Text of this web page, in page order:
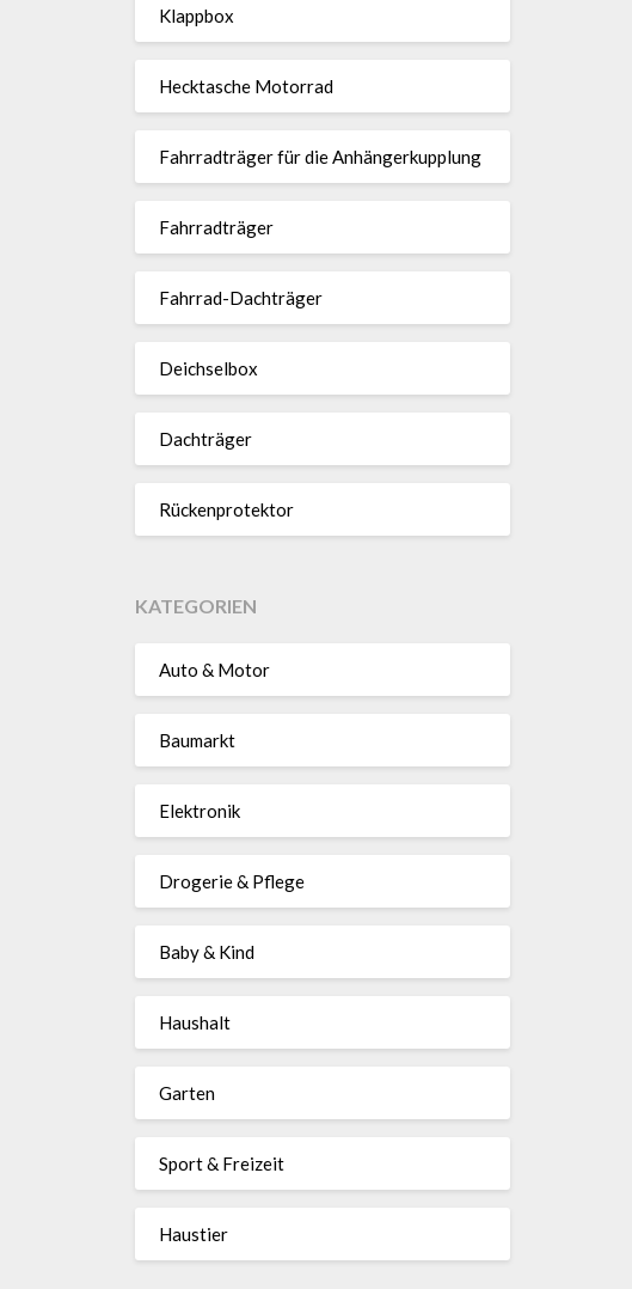
Klappbox
Heck­ta­sche Motorrad
Fahr­rad­träger für die Anhän­ger­kup­p­lung
Fahr­rad­träger
Fahrrad-Dach­träger
Deich­selbox
Dach­träger
Rücken­pro­tektor
KATEGORIEN
Auto & Motor
Baumarkt
Elektronik
Drogerie & Pflege
Baby & Kind
Haushalt
Garten
Sport & Freizeit
Haustier